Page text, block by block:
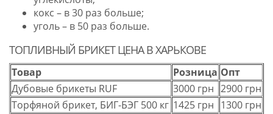
кокс – в 30 раз больше;
уголь – в 50 раз больше.
ТОПЛИВНЫЙ БРИКЕТ ЦЕНА В ХАРЬКОВЕ
Товар Розница Опт
Дубовые брикеты RUF
3000 грн 2900 грн
Торфяной брикет, БИГ-БЭГ 500 кг 1425 грн 1300 грн